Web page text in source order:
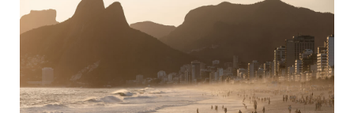
Coucher de soleil sur la plage d'Ipanema, à Rio © Marta
Nascimento - REA - Comptoir_des_Voyages